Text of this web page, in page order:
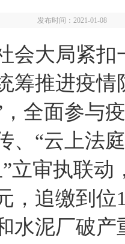
发布时间：2021-01-
大局紧扣
筹推进疫
，全面参与
、“云上法
立审执联
，追缴到
水泥厂破产